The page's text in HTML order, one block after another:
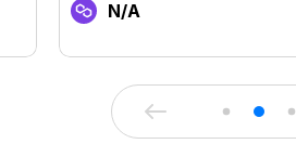
N/A